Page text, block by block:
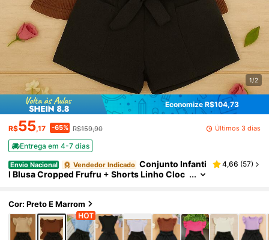
1/2
Economize R$104,73
R$55,17 -65% R$159,90 Últimos 3 dias
Entrega em 4-7 dias
Envio Nacional Vendedor Indicado Conjunto Infanti
l Blusa Cropped Frufru + Shorts Linho Cloc
4,66 (57)
Cor: Preto E Marrom